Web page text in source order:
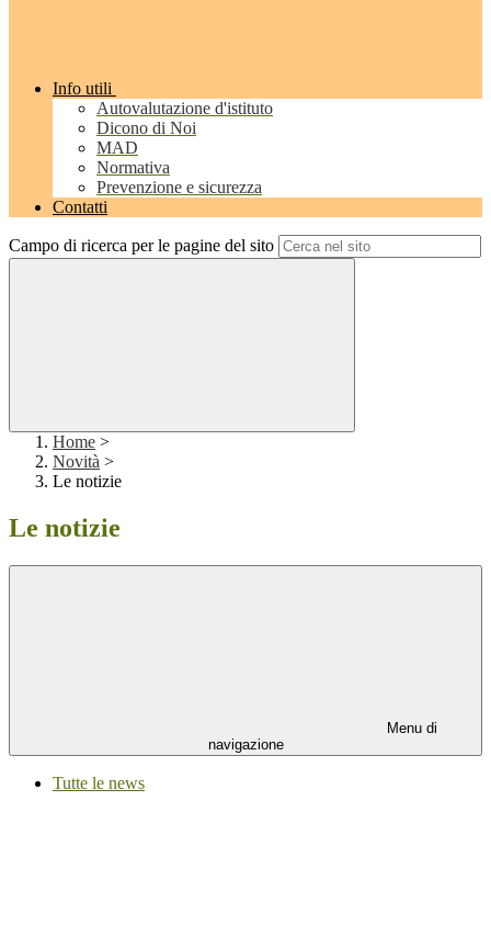
Info utili
Autovalutazione d'istituto
Dicono di Noi
MAD
Normativa
Prevenzione e sicurezza
Contatti
Campo di ricerca per le pagine del sito
Home >
Novità >
Le notizie
Le notizie
Menu di
navigazione
Tutte le news